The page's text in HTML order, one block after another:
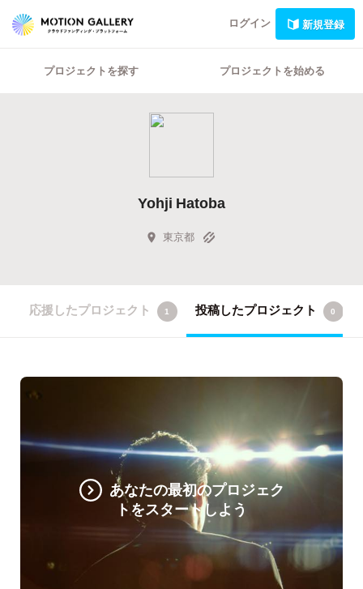
ログイン 新規登録
プロジェクトを探す プロジェクトを始める
Yohji Hatoba
東京都
応援したプロジェクト 1 投稿したプロジェクト 0
あなたの最初のプロジェク
トをスタートしよう